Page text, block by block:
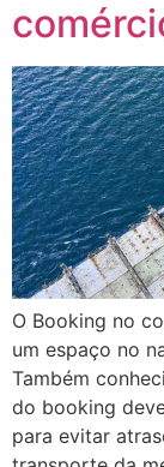
O Booking no
um espaço no
Também
do booking
para evitar